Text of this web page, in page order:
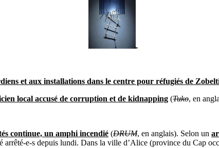
et aux installations dans le centre pour réfugiés de
local accusé de corruption et de kidnapping (Tuko, en
continue, un amphi incendié (DRUM, en anglais). Selon un
e-s depuis lundi. Dans la ville d’Alice (province du Cap